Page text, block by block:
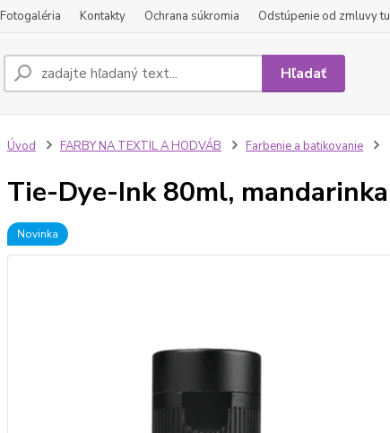
Fotogaléria Kontakty Ochrana súkromia Odstúpenie od zmluvy tu
Hľadať
Úvod FARBY NA TEXTIL A HODVÁB Farbenie a batikovanie
Tie-Dye-Ink 80ml, mandarinka
Novinka